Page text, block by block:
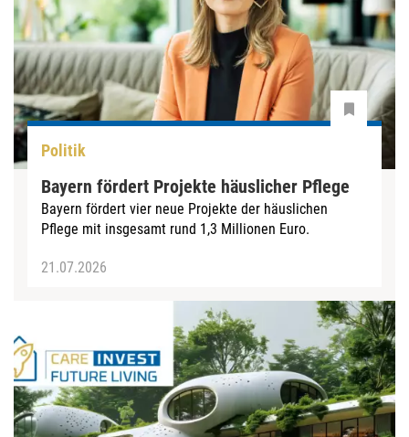
Politik
Bayern fördert Projekte häuslicher Pflege
Bayern fördert vier neue Projekte der häuslichen
Pflege mit insgesamt rund 1,3 Millionen Euro.
21.07.2026